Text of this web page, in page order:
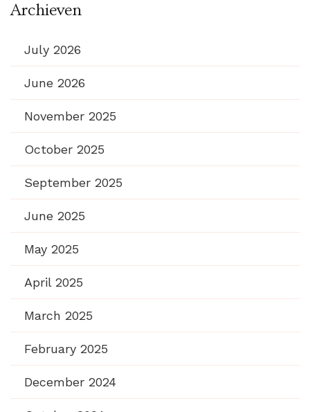
Archieven
July 2026
June 2026
November 2025
October 2025
September 2025
June 2025
May 2025
April 2025
March 2025
February 2025
December 2024